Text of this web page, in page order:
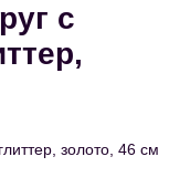
с
золото, 46 см